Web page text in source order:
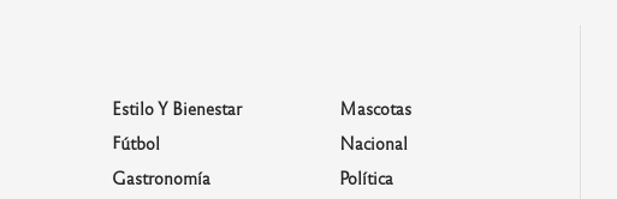
Estilo Y Bienestar
Fútbol
Gastronomía
Mascotas
Nacional
Política